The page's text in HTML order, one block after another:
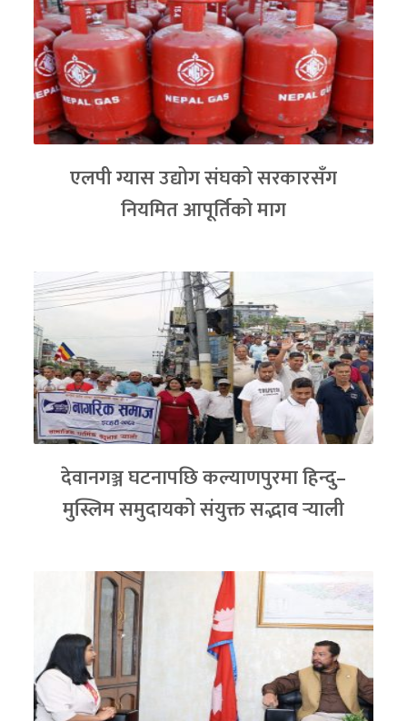
एलपी ग्यास उद्योग संघको सरकारसँग
नियमित आपूर्तिको माग
देवानगञ्ज घटनापछि कल्याणपुरमा हिन्दु–
मुस्लिम समुदायको संयुक्त सद्भाव र्‍याली